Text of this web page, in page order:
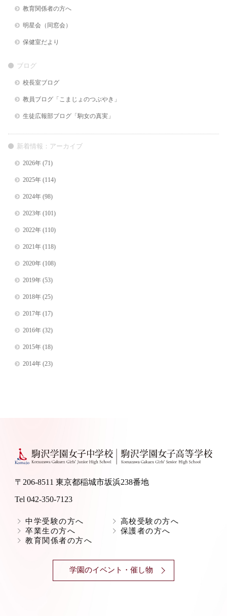
教育関係者の方へ
明星会（同窓会）
保健室だより
ブログ
校長室ブログ
教員ブログ「こまじょのつぶやき」
生徒広報部ブログ「駒女の真実」
新着情報：アーカイブ
2026年(71)
2025年(114)
2024年(98)
2023年(101)
2022年(110)
2021年(118)
2020年(108)
2019年(53)
2018年(25)
2017年(17)
2016年(32)
2015年(18)
2014年(23)
〒206-8511 東京都稲城市坂浜238番地
Tel 042-350-7123
中学受験の方へ
高校受験の方へ
卒業生の方へ
保護者の方へ
教育関係者の方へ
学園のイベント・催し物